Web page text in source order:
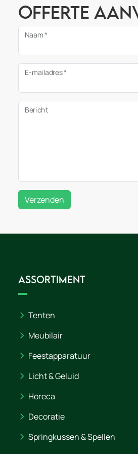
Offerte
Naam *
E-mailadres *
Bericht
Verzenden
Assortiment
Tenten
Meubilair
Feestapparatuur
Licht & Geluid
Horeca
Decoratie
Springkussen & Spellen